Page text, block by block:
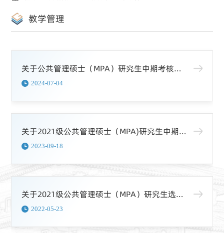
教学管理
关于公共管理硕士（MPA）研究生中期考核的通知
2024-07-04
关于2021级公共管理硕士（MPA)研究生中期考核的通知
2023-09-18
关于2021级公共管理硕士（MPA）研究生选报导师的通知
2022-05-23